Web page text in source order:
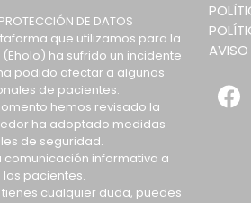
DE DATOS
que utilizamos para la
ha sufrido un incidente
podido afectar a algunos
de pacientes.
hemos revisado la
ha adoptado medidas
de seguridad.
comunicación informativa a
pacientes.
cualquier duda, puedes
AVISO